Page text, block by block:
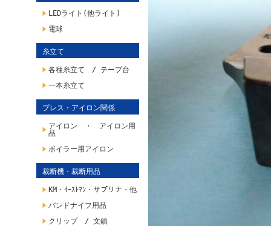
LEDライト(他ライト)
電球
糸立て
各種糸立て / テープ台
一本糸立て
プレス・アイロン関係
アイロン ・ アイロン用
品
ボイラー用アイロン
裁断機・裁断用品
KM・ｲｰｽﾄﾏﾝ・サプリナ・他
バンドナイフ用品
クリップ / 文鎮